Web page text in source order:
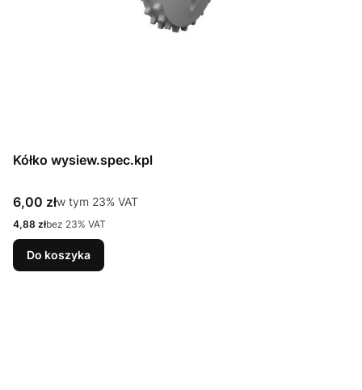
Kółko wysiew.spec.kpl
Cena brutto
6,00 złw tym %s VAT
w tym 23% VAT
Cena netto
4,88 złbez 23% VAT
Do koszyka